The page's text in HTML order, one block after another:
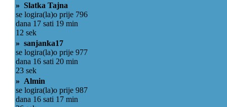
» Slatka Tajna
se logira(la)o prije 796
dana 17 sati 19 min
12 sek
» sanjanka17
se logira(la)o prije 977
dana 16 sati 20 min
23 sek
» Almin
se logira(la)o prije 987
dana 16 sati 17 min